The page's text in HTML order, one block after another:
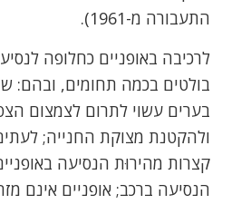
התעבורה מ-1961).
לרכיבה באופניים כחלופה
בולטים בכמה תחומים, ובהם:
בערים עשוי לתרום לצמצום
ולהקטנת מצוקת החנייה;
קצרות מהירוּת הנסיעה
הנסיעה ברכב; אופניים אינם